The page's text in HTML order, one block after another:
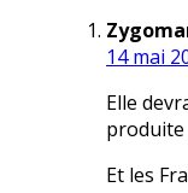
14 mai
Elle
Et les